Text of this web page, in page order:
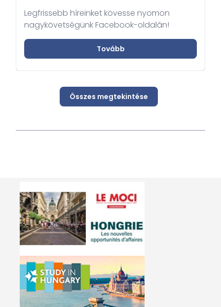
Legfrissebb híreinket kövesse nyomon
nagykövetségünk Facebook-oldalán!
Tovább
Összes megtekintése